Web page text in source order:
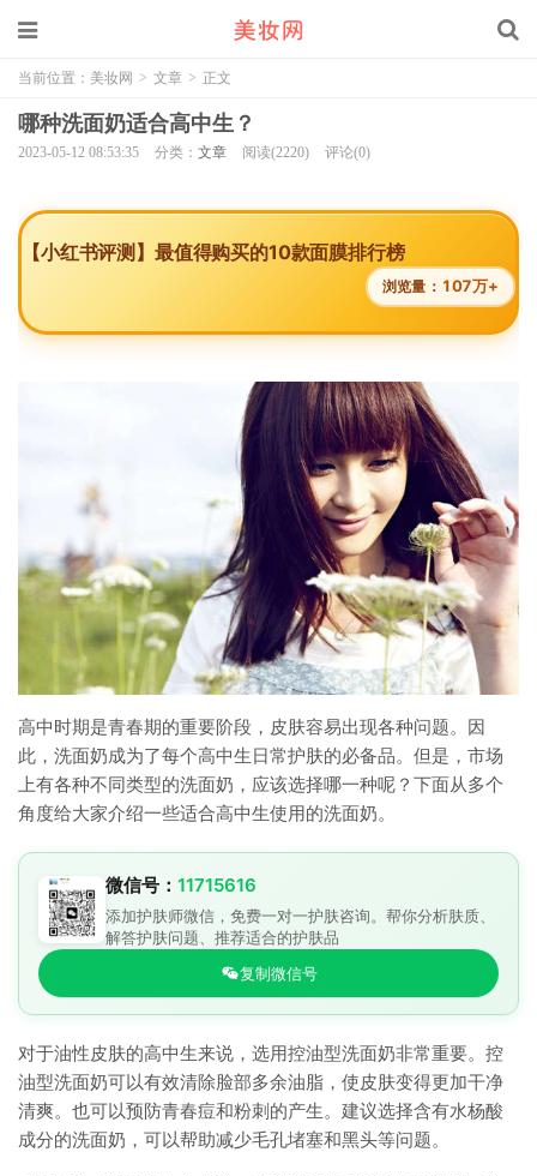
当前位置： 美妆网 > 文章 > 正文
哪种洗面奶适合高中生？
2023-05-12 08:53:35 分类： 文章 阅读(2220) 评论(0)
【小红书评测】最值得购买的10款面膜排行榜
浏览量： 107万+
高中时期是青春期的重要阶段，皮肤容易出现各种问题。因
此，洗面奶成为了每个高中生日常护肤的必备品。但是，市场
上有各种不同类型的洗面奶，应该选择哪一种呢？下面从多个
角度给大家介绍一些适合高中生使用的洗面奶。
微信号： 11715616
添加护肤师微信，免费一对一护肤咨询。帮你分析肤质、
解答护肤问题、推荐适合的护肤品
复制微信号
对于油性皮肤的高中生来说，选用控油型洗面奶非常重要。控
油型洗面奶可以有效清除脸部多余油脂，使皮肤变得更加干净
清爽。也可以预防青春痘和粉刺的产生。建议选择含有水杨酸
成分的洗面奶，可以帮助减少毛孔堵塞和黑头等问题。